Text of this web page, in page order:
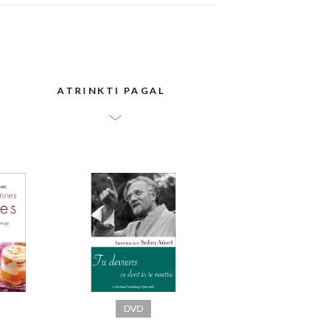
ATRINKTI PAGAL
DVD